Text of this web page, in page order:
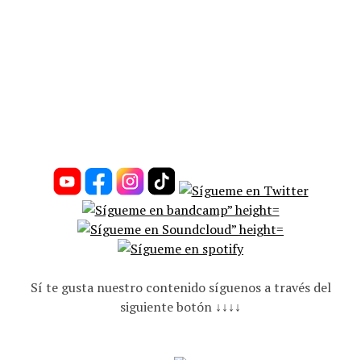
Sí te gusta nuestro contenido síguenos a través del
siguiente botón ↓↓↓↓